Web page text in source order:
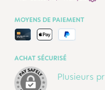
ACHAT SÉCURISÉ
Plusieurs
MOYENS DE PAIEMENT